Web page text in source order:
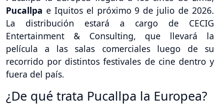
Pucallpa e Iquitos el próximo 9 de julio de 2026.
La distribución estará a cargo de CECIG
Entertainment & Consulting, que llevará la
película a las salas comerciales luego de su
recorrido por distintos festivales de cine dentro y
fuera del país.
¿De qué trata Pucallpa la Europea?